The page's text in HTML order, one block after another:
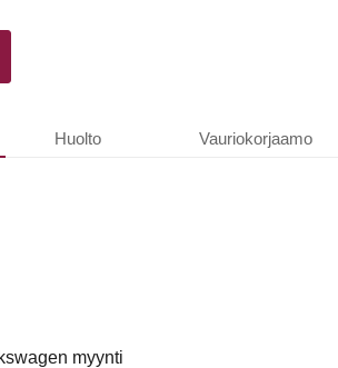
Huolto Vauriokorjaamo
myynti